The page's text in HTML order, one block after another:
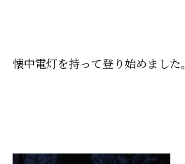
懐中電灯を持って登り始めました。